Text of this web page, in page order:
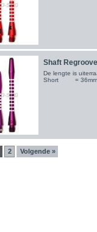
Shaft
De lengte is
Short = 36mm
2 Volgende »